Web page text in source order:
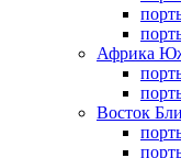
Африка
Восток